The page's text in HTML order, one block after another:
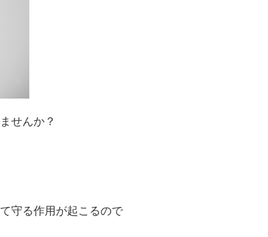
せんか？
守る作用が起こるので